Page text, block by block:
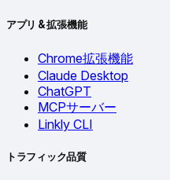
アプリ & 拡張機能
Chrome拡張機能
Claude Desktop
ChatGPT
MCPサーバー
Linkly CLI
トラフィック品質